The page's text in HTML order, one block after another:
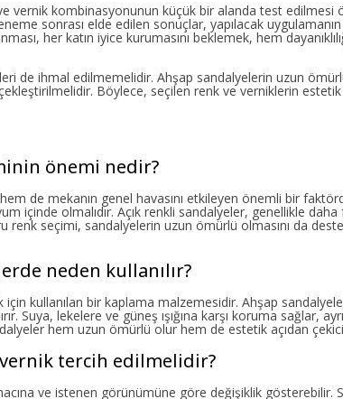
vernik kombinasyonunun küçük bir alanda test edilmesi
sonrası elde edilen sonuçlar, yapılacak
her katın iyice kurumasını beklemek, hem
de ihmal edilmemelidir. Ahşap sandalyelerin uzun
Böylece, seçilen renk ve verniklerin
önemi nedir?
de mekanın genel havasını etkileyen önemli bir
içinde olmalıdır. Açık renkli sandalyeler, genellikle
renk seçimi, sandalyelerin uzun ömürlü olmasını da
neden kullanılır?
kullanılan bir kaplama malzemesidir. Ahşap
Suya, lekelere ve güneş ışığına karşı koruma sağlar,
hem uzun ömürlü olur hem de estetik açıdan
tercih edilmelidir?
ve istenen görünümüne göre değişiklik gösterebilir.